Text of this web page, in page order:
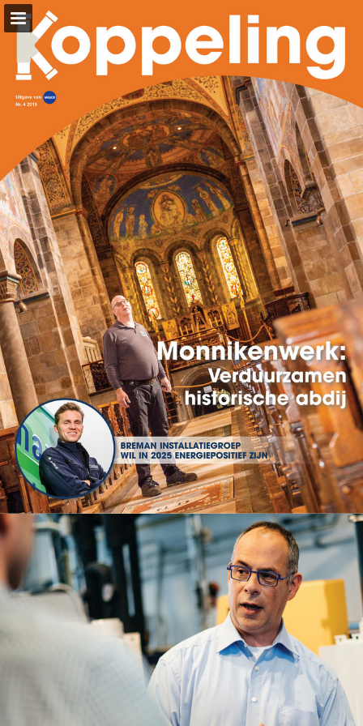
wasco.nl
Pagina overzicht
Download PDF
Zoeken
Privacybeleid bekijken
Publicatie rapporteren